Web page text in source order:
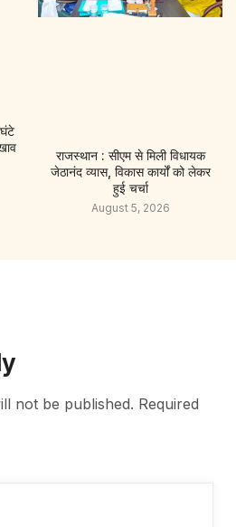
राजस्थान : सीएम से मिली विधायक
जेठानंद व्यास, विकास कार्यों को लेकर
हुई चर्चा
August 5, 2026
not be published. Required